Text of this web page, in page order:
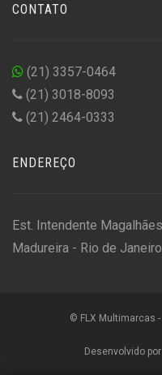
CONTATO
(21) 3357-0464
(21) 3018-8093
(21) 2464-0333
ENDEREÇO
Est. Intendente
Madureira - Rio de
© FLX Multimarcas
Desenvolvido por